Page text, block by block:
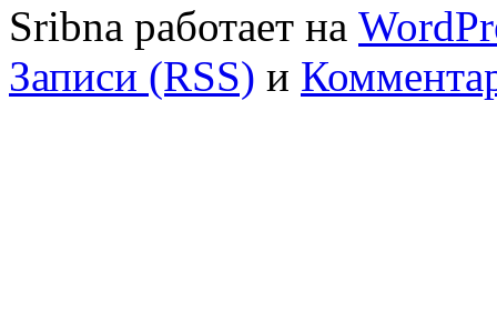
Sribna работает на
Записи (RSS) и